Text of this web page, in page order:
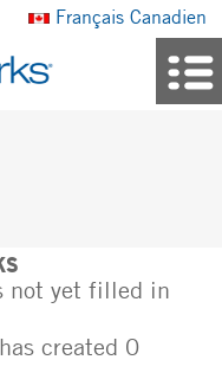
Français Canadien
not yet filled in
created 0